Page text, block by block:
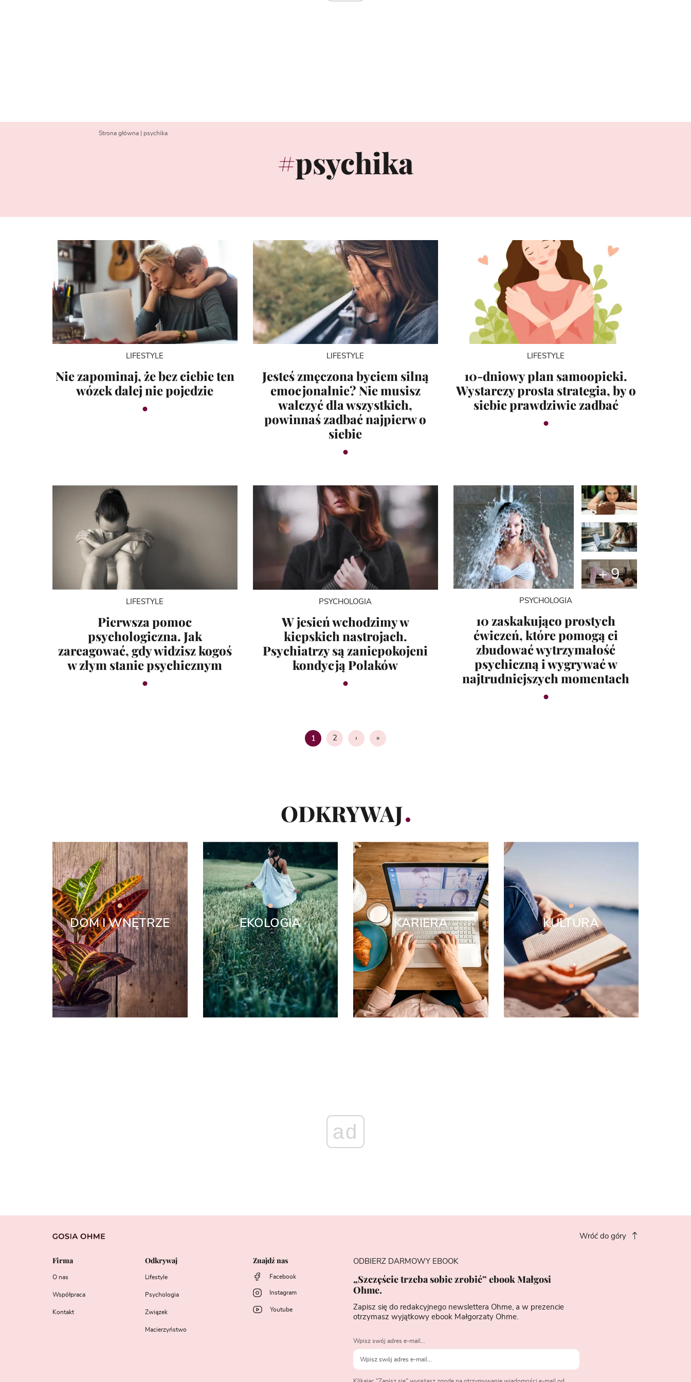
Strona główna psychika
psychika
LIFESTYLE
Nie zapominaj, że bez ciebie ten
wózek dalej nie pojedzie
LIFESTYLE
Jesteś zmęczona byciem silną
emocjonalnie? Nie musisz
walczyć dla wszystkich,
powinnaś zadbać najpierw o
siebie
LIFESTYLE
10-dniowy plan samoopieki.
Wystarczy prosta strategia, by o
siebie prawdziwie zadbać
LIFESTYLE
Pierwsza pomoc
psychologiczna. Jak
zareagować, gdy widzisz kogoś
w złym stanie psychicznym
PSYCHOLOGIA
W jesień wchodzimy w
kiepskich nastrojach.
Psychiatrzy są zaniepokojeni
kondycją Polaków
+ 9
PSYCHOLOGIA
10 zaskakująco prostych
ćwiczeń, które pomogą ci
zbudować wytrzymałość
psychiczną i wygrywać w
najtrudniejszych momentach
1 Strona
2 › »
ODKRYWAJ
DOM I WNĘTRZE EKOLOGIA KARIERA KULTURA
ad
Wróć do góry
Firma
O nas
Współpraca
Kontakt
Odkrywaj
Lifestyle
Psychologia
Związek
Macierzyństwo
Znajdź nas
Facebook
Instagram
Youtube
ODBIERZ DARMOWY EBOOK
„Szczęście trzeba sobie zrobić” ebook Małgosi
Ohme.
Zapisz się do redakcyjnego newslettera Ohme, a w prezencie
otrzymasz wyjątkowy ebook Małgorzaty Ohme.
Wpisz swój adres e-mail...